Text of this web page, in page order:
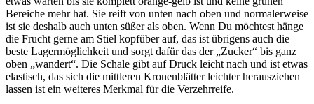
Bereiche mehr hat. Sie reift von unten nach oben und normalerweise
ist sie deshalb auch unten süßer als oben. Wenn Du möchtest hänge
die Frucht gerne am Stiel kopfüber auf, das ist übrigens auch die
beste Lagermöglichkeit und sorgt dafür das der „Zucker“ bis ganz
oben „wandert“. Die Schale gibt auf Druck leicht nach und ist etwas
elastisch, das sich die mittleren Kronenblätter leichter herausziehen
lassen ist ein weiteres Merkmal für die Verzehrreife.